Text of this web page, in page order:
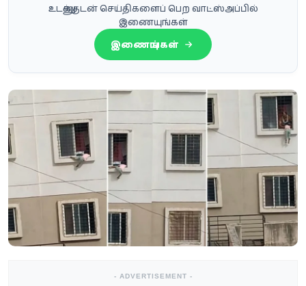
உடனுக்குடன் செய்திகளைப் பெற வாட்ஸ்அப்பில்
இணையுங்கள்
இணையுங்கள்
- ADVERTISEMENT -